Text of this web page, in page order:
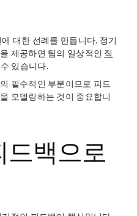
대한 선례를 만듭니다. 정기
제공하면 팀의 일상적인 직
있습니다.
필수적인 부분이므로 피드
모델링하는 것이 중요합니
드백으로